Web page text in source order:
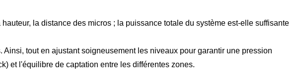
la distance des micros ; la puissance totale du système est-elle suffisante
tout en ajustant soigneusement les niveaux pour garantir une pression
et l'équilibre de captation entre les différentes zones.